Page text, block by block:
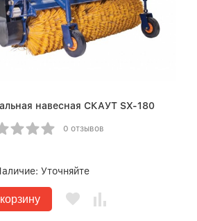
навесная СКАУТ SX-180
0 отзывов
Уточняйте